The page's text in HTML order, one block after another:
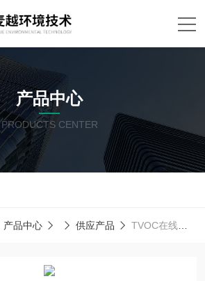
产品中心
PRODUCTS CENTER
产品中心 供应产品 TVOC在线监测系统 -VOC废气监测设备 麦越环境